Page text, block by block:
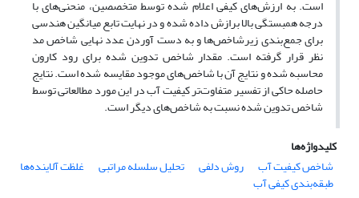
است. به ارزش‌های کیفی اعلام شده توسط متخصصین، منحنی‌های با
درجه همبستگی بالا برازش داده شده و در نهایت تابع میانگین هندسی
برای جمع‌بندی زیرشاخص‌ها و به دست آوردن عدد نهایی شاخص مد
نظر قرار گرفته است. مقدار شاخص تدوین شده برای رود کارون
محاسبه شده و نتایج آن با شاخص‌های موجود مقایسه شده است. نتایج
حاصله حاکی از تفسیر متفاوت‌تر کیفیت آب در این مورد مطالعاتی توسط
شاخص تدوین شده نسبت به شاخص‌های دیگر است.
کلیدواژه‌ها
شاخص کیفیت آب
روش دلفی تحلیل سلسله مراتبی غلظت آلاینده‌ها
طبقه‌بندی کیفی آب